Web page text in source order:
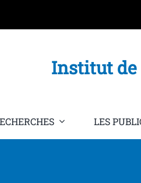
Institut de
LES